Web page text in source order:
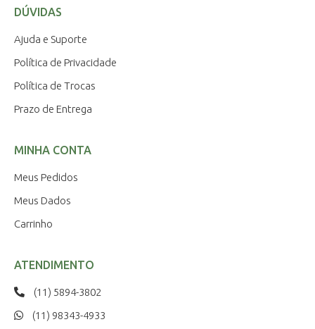
DÚVIDAS
Ajuda e Suporte
Política de Privacidade
Política de Trocas
Prazo de Entrega
MINHA CONTA
Meus Pedidos
Meus Dados
Carrinho
ATENDIMENTO
(11) 5894-3802
(11) 98343-4933